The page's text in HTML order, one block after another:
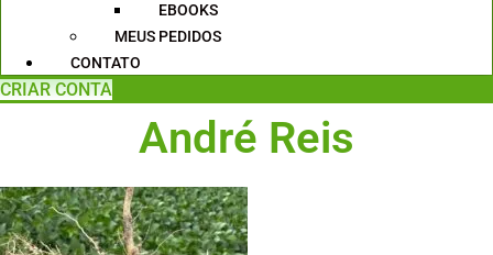
EBOOKS
MEUS PEDIDOS
CONTATO
CRIAR CONTA
André Reis